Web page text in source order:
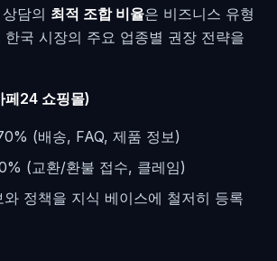
담의 최적 조합 비율은 비즈니스 유형
한국 시장의 주요 업종별 권장 전략을
페24 쇼핑몰)
(배송, FAQ, 제품 정보)
(교환/환불 접수, 클레임)
와 정책을 지식 베이스에 철저히 등록